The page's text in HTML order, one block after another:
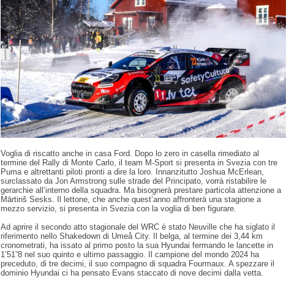
Voglia di riscatto anche in casa Ford. Dopo lo zero in casella rimediato al
termine del Rally di Monte Carlo, il team M-Sport si presenta in Svezia con tre
Puma e altrettanti piloti pronti a dire la loro. Innanzitutto Joshua McErlean,
surclassato da Jon Armstrong sulle strade del Principato, vorrà ristabilire le
gerarchie all’interno della squadra. Ma bisognerà prestare particola attenzione a
Mārtinš Sesks. Il lettone, che anche quest’anno affronterà una stagione a
mezzo servizio, si presenta in Svezia con la voglia di ben figurare.
Ad aprire il secondo atto stagionale del WRC è stato Neuville che ha siglato il
riferimento nello Shakedown di Umeå City. Il belga, al termine dei 3,44 km
cronometrati, ha issato al primo posto la sua Hyundai fermando le lancette in
1’51”8 nel suo quinto e ultimo passaggio. Il campione del mondo 2024 ha
preceduto, di tre decimi, il suo compagno di squadra Fourmaux. A spezzare il
dominio Hyundai ci ha pensato Evans staccato di nove decimi dalla vetta.